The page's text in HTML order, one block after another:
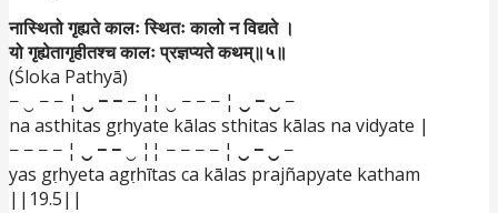
नास्थितो गृह्यते कालः स्थितः कालो न विद्यते ।
यो गृह्येतागृहीतश्च कालः प्रज्ञप्यते कथम्॥५॥
(Śloka Pathyā)
− ‿ − − ¦ ‿ − − − ¦¦ ‿ − − − ¦ ‿ − ‿ −
na asthitas gṛhyate kālas sthitas kālas na vidyate |
− − − − ¦ ‿ − − ‿ ¦¦ − − − − ¦ ‿ − ‿ −
yas gṛhyeta agṛhītas ca kālas prajñapyate katham
||19.5||